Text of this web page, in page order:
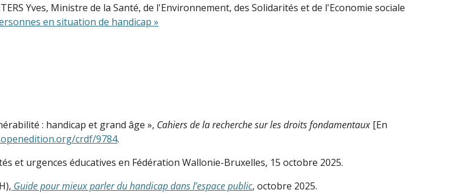
Yves, Ministre de la Santé, de l'Environnement, des Solidarités et de l'Economie sociale
en situation de handicap »
: handicap et grand âge », Cahiers de la recherche sur les droits fondamentaux [En
crdf/9784.
et urgences éducatives en Fédération Wallonie-Bruxelles, 15 octobre 2025.
Guide pour mieux parler du handicap dans l’espace public, octobre 2025.